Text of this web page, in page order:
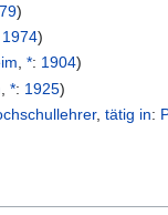
)
1974)
,*: 1904)
,*: 1925)
,tätig in: